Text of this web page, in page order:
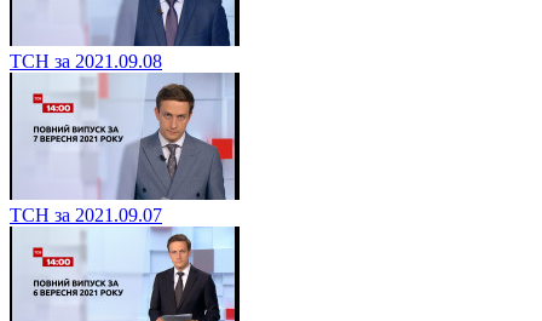
ТСН за 2021.09.08
ТСН за 2021.09.07